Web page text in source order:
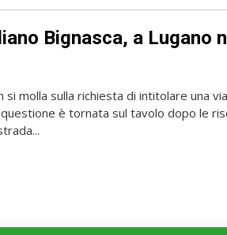
Bignasca, a Lugano
si molla sulla richiesta di intitolare una
questione è tornata sul tavolo dopo le